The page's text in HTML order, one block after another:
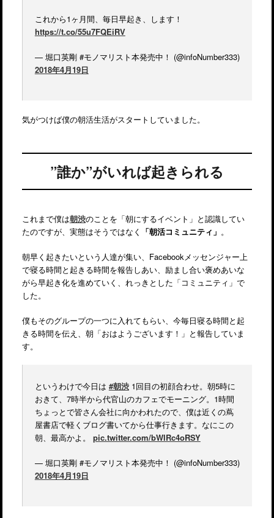
これから1ヶ月間、毎日早起き、します！
https://t.co/55u7FQEiRV
— 堀口英剛 #モノマリスト本発売中！ (@infoNumber333)
2018年4月19日
気がつけば僕の朝活生活がスタートしていました。
”誰か”がいれば起きられる
これまで僕は朝渋のことを「朝にするイベント」と認識してい
たのですが、実態はそうではなく 「朝活コミュニティ」 。
朝早く起きたいという人達が集い、Facebookメッセンジャー上
で寝る時間と起きる時間を報告しあい、励まし合い褒めあいな
がら早起き化を進めていく、れっきとした「コミュニティ」で
した。
僕もそのグループの一つに入れてもらい、今毎日寝る時間と起
きる時間を伝え、朝「おはようございます！」と報告していま
す。
というわけで今日は #朝渋1回目の初顔合わせ。朝5時に
おきて、7時半から代官山のカフェでモーニング。1時間
ちょっとで皆さん会社に向かわれたので、僕は近くの蔦
屋書店で軽くブログ書いてから仕事行きます。なにこの
朝、最高かよ。 pic.twitter.com/bWIRc4oRSY
— 堀口英剛 #モノマリスト本発売中！ (@infoNumber333)
2018年4月19日